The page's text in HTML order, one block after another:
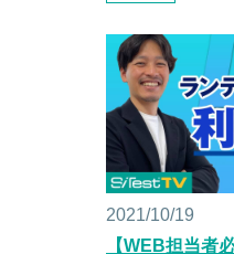
2021/10/19
【WEB担当者